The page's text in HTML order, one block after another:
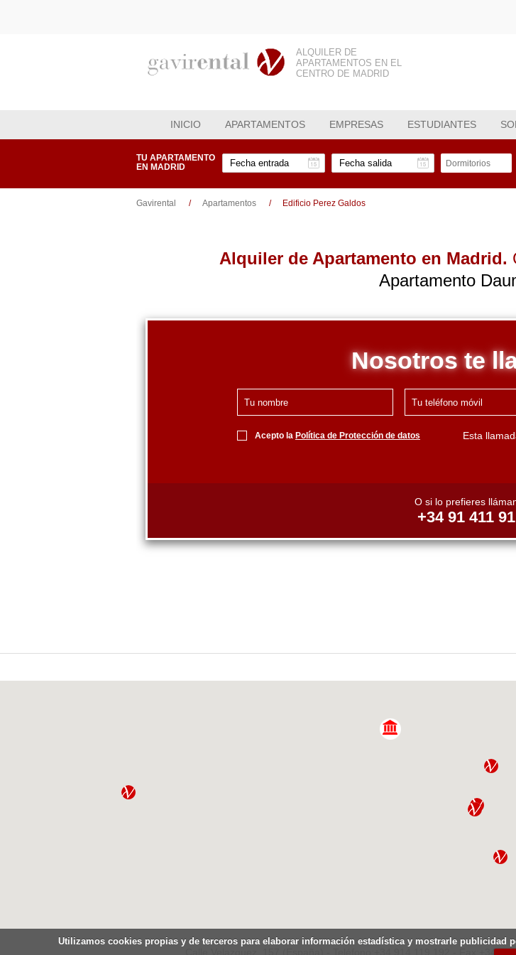
ALQUILER DE
APARTAMENTOS EN EL
CENTRO DE MADRID
INICIO APARTAMENTOS EMPRESAS ESTUDIANTES
TU APARTAMENTO
EN MADRID
Dormitorios
Gavirental Apartamentos Edificio Perez Galdos
Alquiler de Apartamento en Madrid.
Apartamento
Nosotros te
Acepto la Política de Protección de datos Esta
O si lo prefieres
+34 91 411
Calle Velazquez, 157 (España) - Teléfono:+34.914.119.192 -
Utilizamos cookies propias y de terceros para elaborar información estadística y mostrarle publicidad